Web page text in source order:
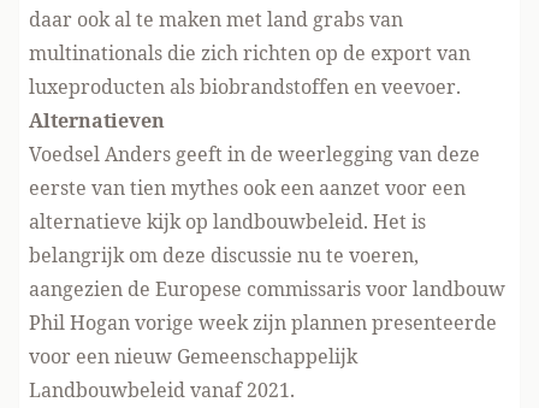
daar ook al te maken met land grabs van
multinationals die zich richten op de export van
luxeproducten als biobrandstoffen en veevoer.
Alternatieven
Voedsel Anders geeft in de weerlegging van deze
eerste van tien mythes ook een aanzet voor een
alternatieve kijk op landbouwbeleid. Het is
belangrijk om deze discussie nu te voeren,
aangezien de Europese commissaris voor landbouw
Phil Hogan vorige week zijn plannen presenteerde
voor een nieuw Gemeenschappelijk
Landbouwbeleid vanaf 2021.